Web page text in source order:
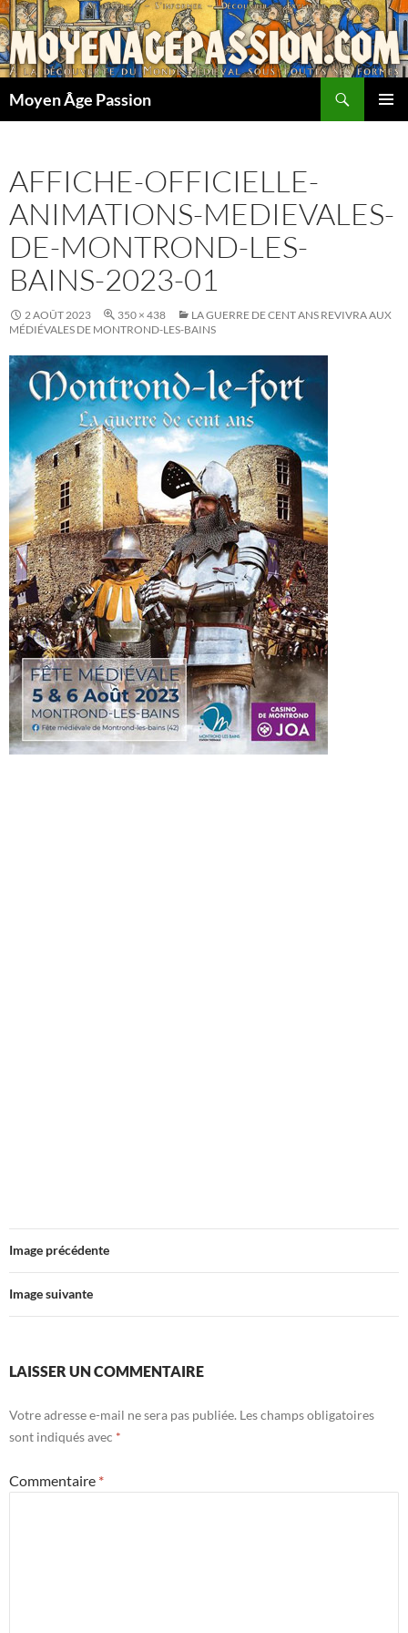
Aller
au
contenu
Moyen Âge Passion
AFFICHE-OFFICIELLE-
ANIMATIONS-MEDIEVALES-
DE-MONTROND-LES-
BAINS-2023-01
2 AOÛT 2023 350 × 438
LA GUERRE DE CENT ANS REVIVRA AUX
MÉDIÉVALES DE MONTROND-LES-BAINS
Image précédente
Image suivante
LAISSER UN COMMENTAIRE
Votre adresse e-mail ne sera pas publiée. Les champs obligatoires
sont indiqués avec *
Commentaire *